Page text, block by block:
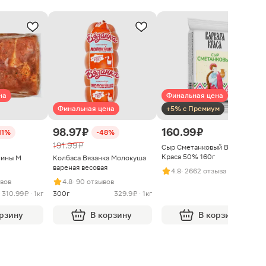
М
310.99 ₽ · 1кг
Финальная цена
98.97 ₽ -48%
191.99 ₽
Колбаса Вязанка Молокуша
вареная весовая
4.8· 90 отзывов
300г
329.9 ₽ · 1кг
В корзину
Финальная цена
+5% с Премиум
160.99 ₽
Сыр Сметанковый Варвара
Краса 50% 160г
4.8· 2662 отзыва
В корзину